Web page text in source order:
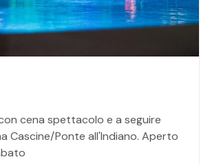
cena spettacolo e a seguire
Cascine/Ponte all'Indiano. Aperto